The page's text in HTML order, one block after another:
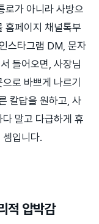
로가 아니라 사방으
홈페이지 채널톡부
스타그램 DM, 문자
들어오면, 사장님
로 바쁘게 나르기
칼답을 원하고, 사
말고 다급하게 휴
입니다.
적 압박감